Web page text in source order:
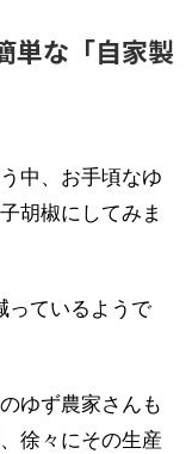
単な「自家製
中、お手頃なゆ
胡椒にしてみま
っているようで
ゆず農家さんも
徐々にその生産